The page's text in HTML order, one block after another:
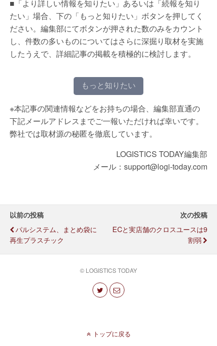
■「より詳しい情報を知りたい」あるいは「続報を知り
たい」場合、下の「もっと知りたい」ボタンを押してく
ださい。編集部にてボタンが押された数のみをカウント
し、件数の多いものについてはさらに深掘り取材を実施
したうえで、詳細記事の掲載を積極的に検討します。
もっと知りたい
※本記事の関連情報などをお持ちの場合、編集部直通の
下記メールアドレスまでご一報いただければ幸いです。
弊社では取材源の秘匿を徹底しています。
LOGISTICS TODAY編集部
メール：support@logi-today.com
以前の投稿
パルシステム、まとめ袋に
再生プラスチック
次の投稿
ECと実店舗のクロスユースは9
割弱
© LOGISTICS TODAY
トップに戻る